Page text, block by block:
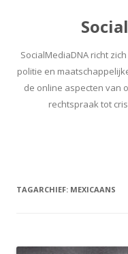
SocialMediaDNA richt
politie en
de online aspecten van
rechtspraak tot
TAGARCHIEF: MEXICAANS